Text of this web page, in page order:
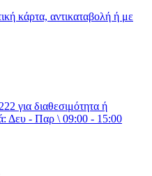
κάρτα, αντικαταβολή ή με
για διαθεσιμότητα ή
Δευ - Παρ \ 09:00 - 15:00